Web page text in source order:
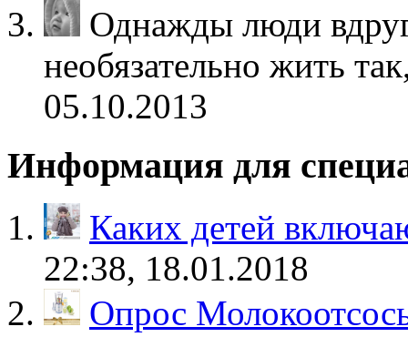
Однажды люди
необязательно жить
05.10.2013
Информация для
Каких детей
22:38, 18.01.2018
Опрос